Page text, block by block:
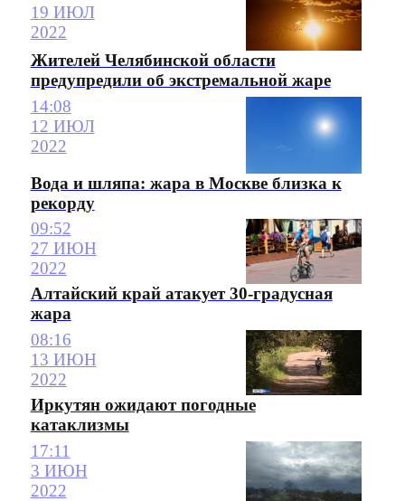
19 ИЮЛ
2022
Жителей Челябинской области
предупредили об экстремальной жаре
14:08
12 ИЮЛ
2022
Вода и шляпа: жара в Москве близка к
рекорду
09:52
27 ИЮН
2022
Алтайский край атакует 30-градусная
жара
08:16
13 ИЮН
2022
Иркутян ожидают погодные
катаклизмы
17:11
3 ИЮН
2022